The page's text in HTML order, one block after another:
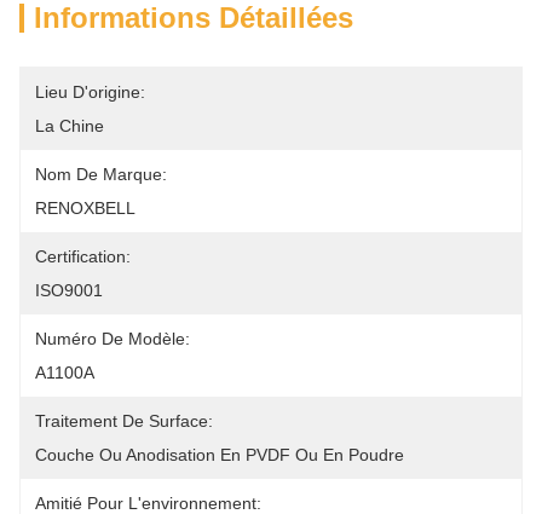
Informations Détaillées
Lieu D'origine:
La Chine
Nom De Marque:
RENOXBELL
Certification:
ISO9001
Numéro De Modèle:
A1100A
Traitement De Surface:
Couche Ou Anodisation En PVDF Ou En Poudre
Amitié Pour L'environnement: